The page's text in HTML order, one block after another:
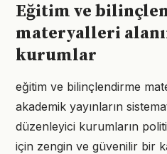
Eğitim ve
materyalleri
kurumlar
eğitim ve bilinçlendirme
akademik yayınların
düzenleyici kurumların
için zengin ve güvenilir bir